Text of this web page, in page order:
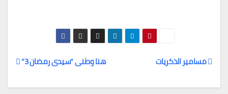
تصفّح
هنا وطنى “سيدى رمضان 3” مسامير الذكريات